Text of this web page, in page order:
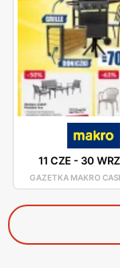
11 CZE- 30
GAZETKA MAKRO